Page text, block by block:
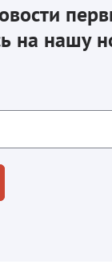
на нашу